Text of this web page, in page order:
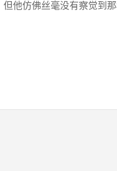
但他仿佛丝毫没有察觉到